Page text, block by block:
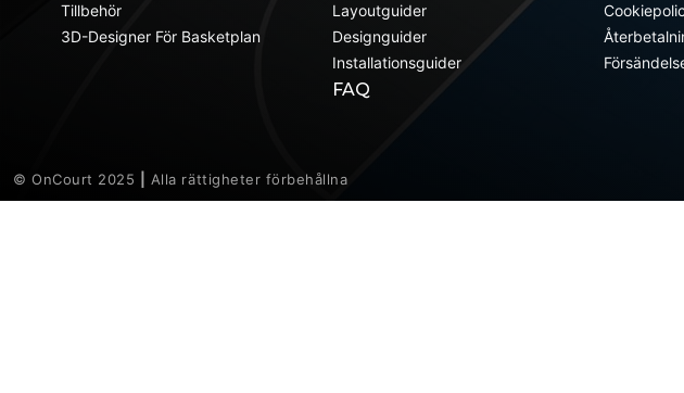
Tillbehör
3D-Designer För Basketplan
Layoutguider
Designguider
Installationsguider
FAQ
© OnCourt 2025 Alla rättigheter förbehållna